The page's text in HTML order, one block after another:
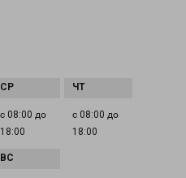
с 08:00 до
18:00
с 08:00 до
18:00